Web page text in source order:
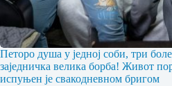
Петоро душа у једној соби, три
заједничка велика борба! Живот
испуњен је свакодневном бригом